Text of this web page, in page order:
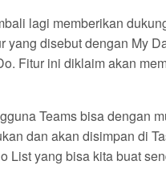
lagi memberikan
yang disebut dengan My
Fitur ini diklaim akan
Teams bisa dengan
dan akan disimpan di
List yang bisa kita buat